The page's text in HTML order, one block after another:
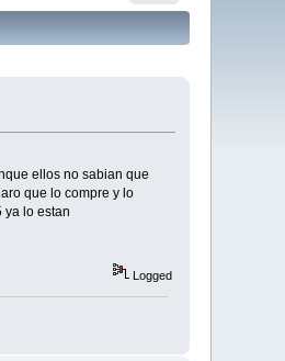
ellos no sabian que
que lo compre y lo
ya lo estan
Logged